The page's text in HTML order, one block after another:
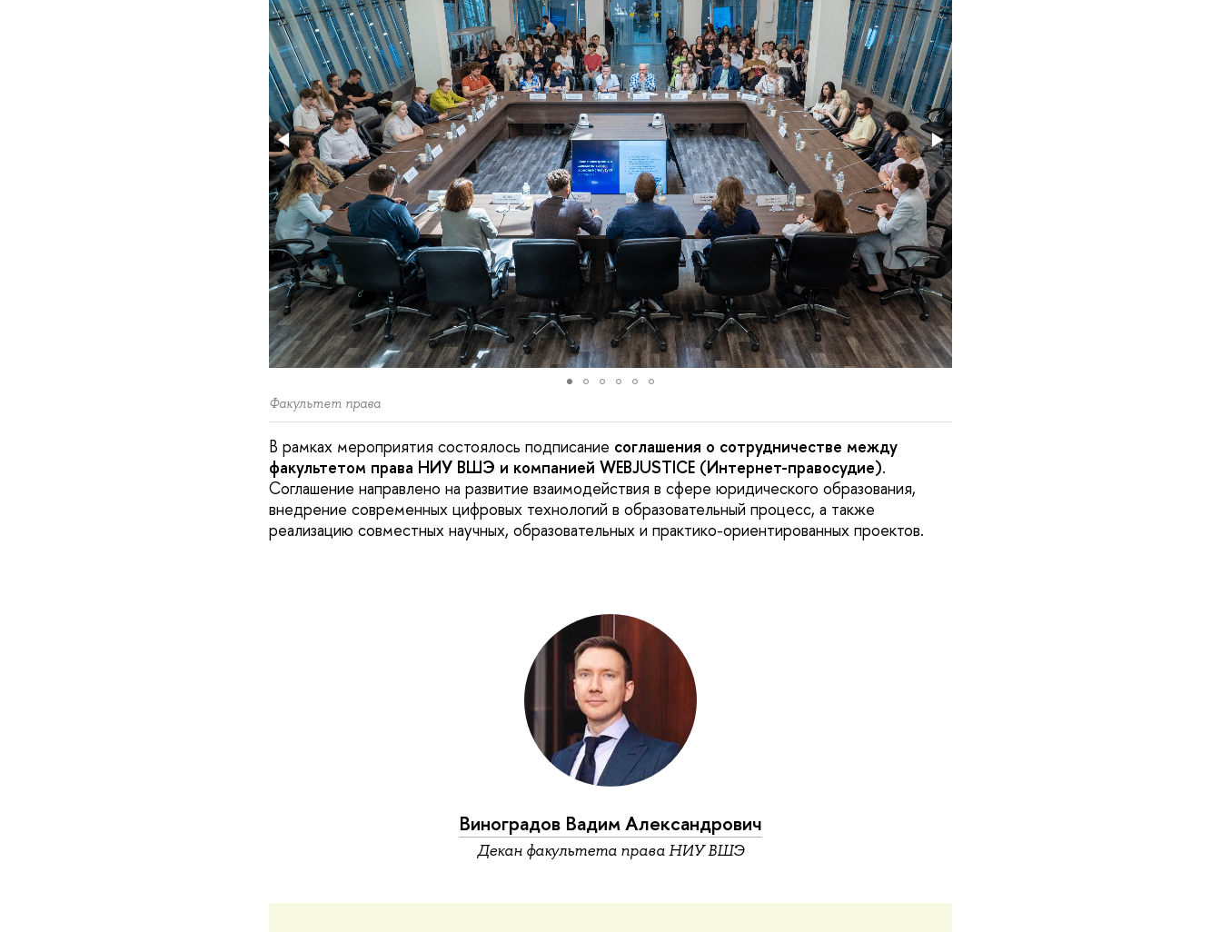
Факультет права
В рамках мероприятия состоялось подписание соглашения о сотрудничестве между
факультетом права НИУ ВШЭ и компанией WEBJUSTICE (Интернет-правосудие).
Соглашение направлено на развитие взаимодействия в сфере юридического образования,
внедрение современных цифровых технологий в образовательный процесс, а также
реализацию совместных научных, образовательных и практико-ориентированных проектов.
Виноградов Вадим Александрович
Декан факультета права НИУ ВШЭ